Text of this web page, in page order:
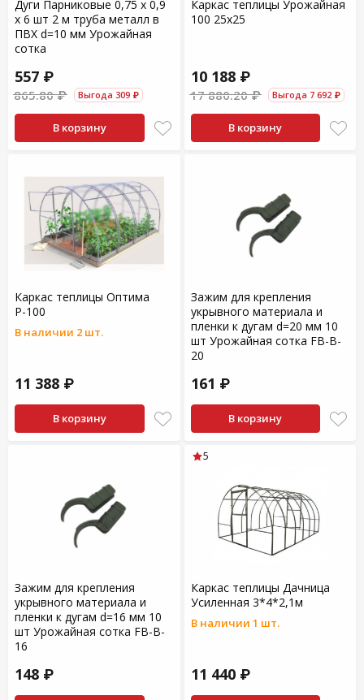
Дуги Парниковые 0,75 х 0,9
х 6 шт 2 м труба металл в
ПВХ d=10 мм Урожайная
сотка
557 ₽
865.80 ₽ Выгода 309 ₽
В корзину
Каркас теплицы Урожайная
100 25х25
10 188 ₽
17 880.20 ₽ Выгода 7 692 ₽
В корзину
Каркас теплицы Оптима
Р-100
В наличии 2 шт.
11 388 ₽
В корзину
Зажим для крепления
укрывного материала и
пленки к дугам d=20 мм 10
шт Урожайная сотка FB-B-
20
161 ₽
В корзину
Зажим для крепления
укрывного материала и
пленки к дугам d=16 мм 10
шт Урожайная сотка FB-B-
16
148 ₽
Каркас теплицы Дачница
Усиленная 3*4*2,1м
В наличии 1 шт.
11 440 ₽
5